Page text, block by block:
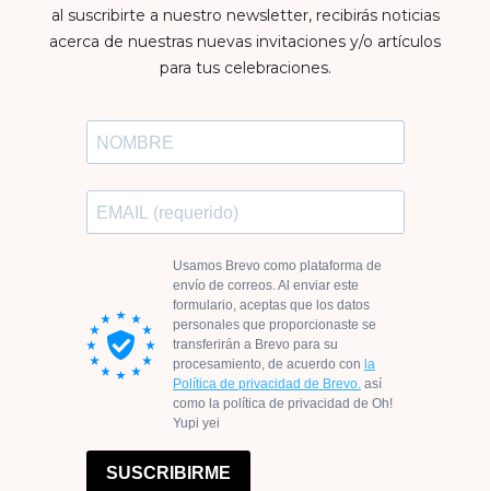
al suscribirte a nuestro newsletter, recibirás noticias
acerca de nuestras nuevas invitaciones y/o artículos
para tus celebraciones.